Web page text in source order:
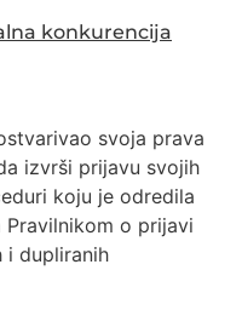
konkurencija
svoja prava
izvrši prijavu svojih
koju je odredila
Pravilnikom o prijavi
i dupliranih